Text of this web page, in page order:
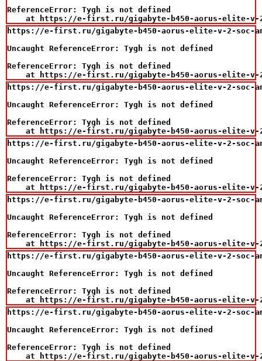
ReferenceError: Tygh is not defined
at https://e-first.ru/gigabyte-b450-aorus-elite-
https://e-first.ru/gigabyte-b450-aorus-elite-v-2-soc-
Uncaught ReferenceError: Tygh is not defined
ReferenceError: Tygh is not defined
at https://e-first.ru/gigabyte-b450-aorus-elite-
https://e-first.ru/gigabyte-b450-aorus-elite-v-2-soc-
Uncaught ReferenceError: Tygh is not defined
ReferenceError: Tygh is not defined
at https://e-first.ru/gigabyte-b450-aorus-elite-
https://e-first.ru/gigabyte-b450-aorus-elite-v-2-soc-
Uncaught ReferenceError: Tygh is not defined
ReferenceError: Tygh is not defined
at https://e-first.ru/gigabyte-b450-aorus-elite-
https://e-first.ru/gigabyte-b450-aorus-elite-v-2-soc-
Uncaught ReferenceError: Tygh is not defined
ReferenceError: Tygh is not defined
at https://e-first.ru/gigabyte-b450-aorus-elite-
https://e-first.ru/gigabyte-b450-aorus-elite-v-2-soc-
Uncaught ReferenceError: Tygh is not defined
ReferenceError: Tygh is not defined
at https://e-first.ru/gigabyte-b450-aorus-elite-
https://e-first.ru/gigabyte-b450-aorus-elite-v-2-soc-
Uncaught ReferenceError: Tygh is not defined
ReferenceError: Tygh is not defined
at https://e-first.ru/gigabyte-b450-aorus-elite-